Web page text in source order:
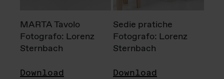
MARTA Tavolo
Fotografo: Lorenz
Sternbach
Download
Sedie pratiche
Fotografo: Lorenz
Sternbach
Download